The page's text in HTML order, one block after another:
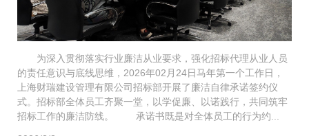
为深入贯彻落实行业廉洁从业要求，强化招标代理从业人员
的责任意识与底线思维，2026年02月24日马年第一个工作日，
上海财瑞建设管理有限公司招标部开展了廉洁自律承诺签约仪
式。招标部全体员工齐聚一堂，以学促廉、以诺践行，共同筑牢
招标工作的廉洁防线。 承诺书既是对全体员工的行为约...